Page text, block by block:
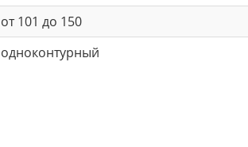
от 101 до 150
одноконтурный